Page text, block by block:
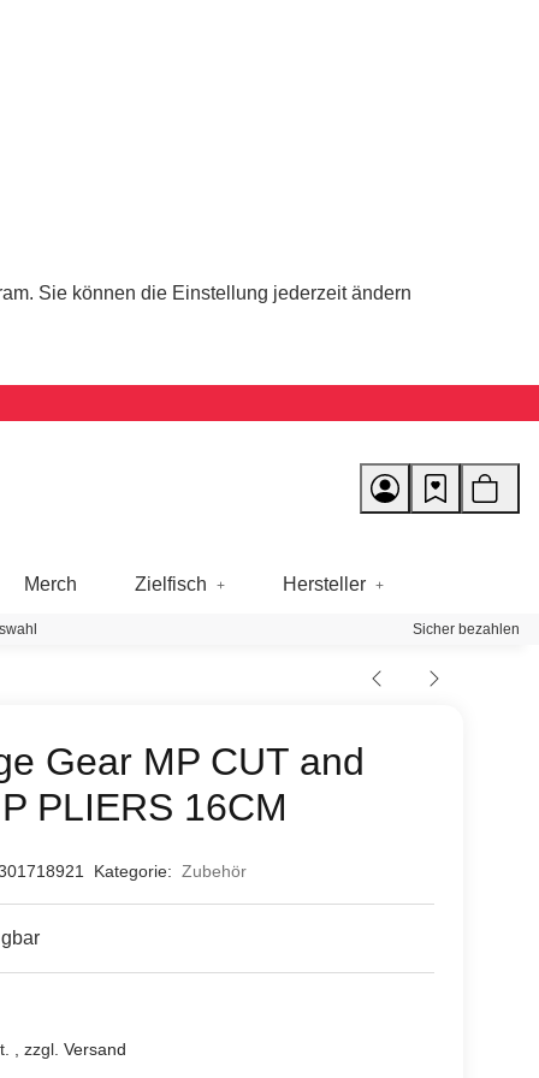
Sie können die Einstellung jederzeit ändern
Merch Zielfisch Hersteller
Sicher bezahlen
Gear MP CUT and
PLIERS 16CM
Kategorie:Zubehör
, zzgl.Versand